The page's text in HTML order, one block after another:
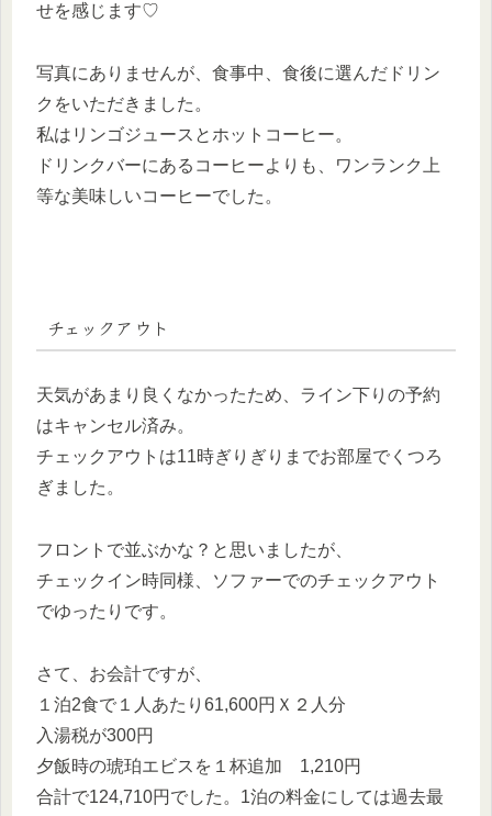
せを感じます♡
写真にありませんが、食事中、食後に選んだドリン
クをいただきました。
私はリンゴジュースとホットコーヒー。
ドリンクバーにあるコーヒーよりも、ワンランク上
等な美味しいコーヒーでした。
チェックアウト
天気があまり良くなかったため、ライン下りの予約
はキャンセル済み。
チェックアウトは11時ぎりぎりまでお部屋でくつろ
ぎました。
フロントで並ぶかな？と思いましたが、
チェックイン時同様、ソファーでのチェックアウト
でゆったりです。
さて、お会計ですが、
１泊2食で１人あたり61,600円Ｘ２人分
入湯税が300円
夕飯時の琥珀エビスを１杯追加 1,210円
合計で124,710円でした。1泊の料金にしては過去最